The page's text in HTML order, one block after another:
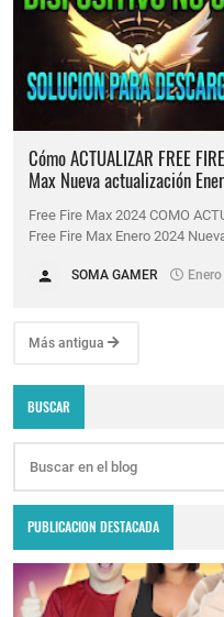
Cómo ACTUALIZAR FREE
Max Nueva actualización
Free Fire Max 2024 COMO
Free Fire Max Enero 2024
SOMA GAMER
Más antigua
BUSCAR
PUBLICACION DESTACADA